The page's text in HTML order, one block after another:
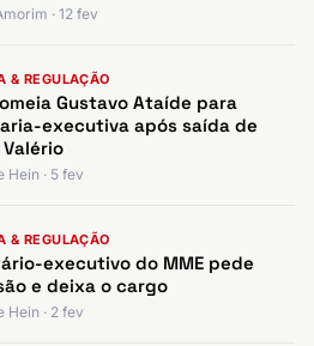
· 12 fev
& REGULAÇÃO
Gustavo Ataíde para
executiva após saída de
Hein · 5 fev
& REGULAÇÃO
executivo do MME pede
e deixa o cargo
Hein · 2 fev